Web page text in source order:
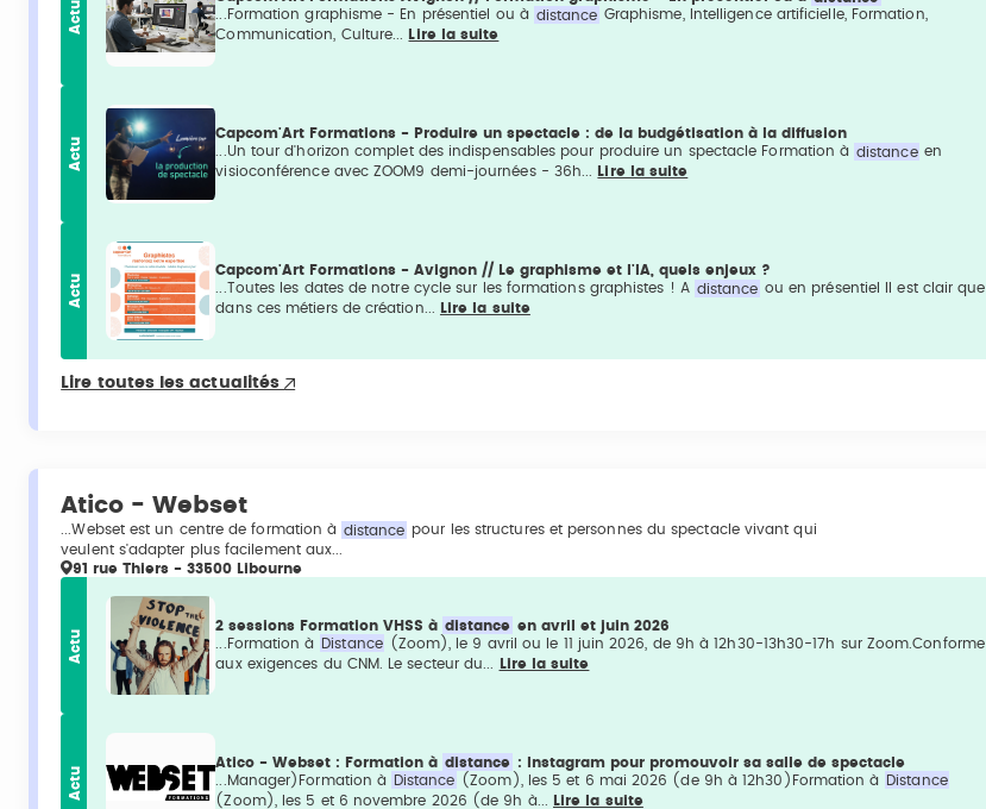
Actu
...Formation graphisme - En présentiel ou à distance Graphisme, Intelligence artificielle, Formation,
Communication, Culture...
Lire la suite
Actu
Capcom'Art Formations - Produire un spectacle : de la budgétisation à la diffusion
...Un tour d'horizon complet des indispensables pour produire un spectacle Formation à distance en
visioconférence avec ZOOM9 demi-journées - 36h...
Lire la suite
Actu
Capcom'Art Formations - Avignon // Le graphisme et l'IA, quels enjeux ?
...Toutes les dates de notre cycle sur les formations graphistes ! A distance ou en présentiel Il est clair que
dans ces métiers de création...
Lire la suite
Lire toutes les actualités
Atico - Webset
...Webset est un centre de formation à distance pour les structures et personnes du spectacle vivant qui
veulent s'adapter plus facilement aux...
91 rue Thiers - 33500 Libourne
Actu
2 sessions Formation VHSS à distance en avril et juin 2026
...Formation à
Distance (Zoom), le 9 avril ou le 11 juin 2026, de 9h à 12h30-13h30-17h sur Zoom.Conforme
aux exigences du CNM. Le secteur du...
Lire la suite
Actu
Atico - Webset : Formation à distance : Instagram pour promouvoir sa salle de spectacle
...Manager)Formation à
Distance (Zoom), les 5 et 6 mai 2026 (de 9h à 12h30)Formation à
Distance
(Zoom), les 5 et 6 novembre 2026 (de 9h à...
Lire la suite